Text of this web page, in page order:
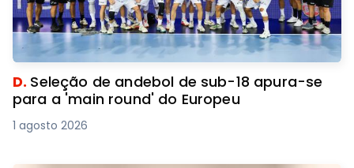
D. Seleção de andebol de sub-18 apura-se
para a 'main round' do Europeu
1 agosto 2026